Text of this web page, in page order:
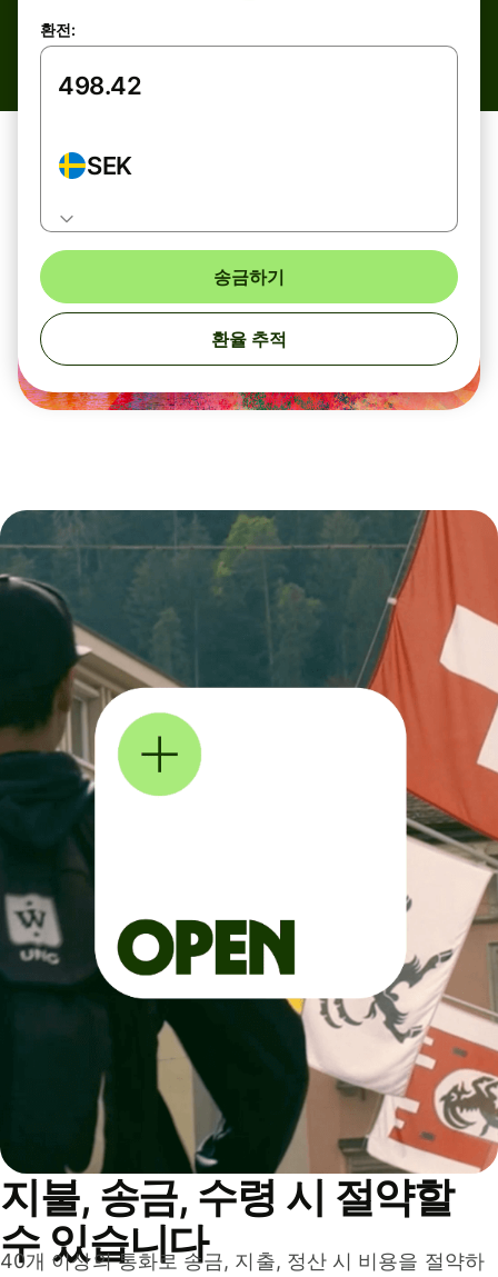
환전:
SEK
송금하기
환율 추적
지불, 송금, 수령 시 절약할
수 있습니다
40개 이상의 통화로 송금, 지출, 정산 시 비용을 절약하